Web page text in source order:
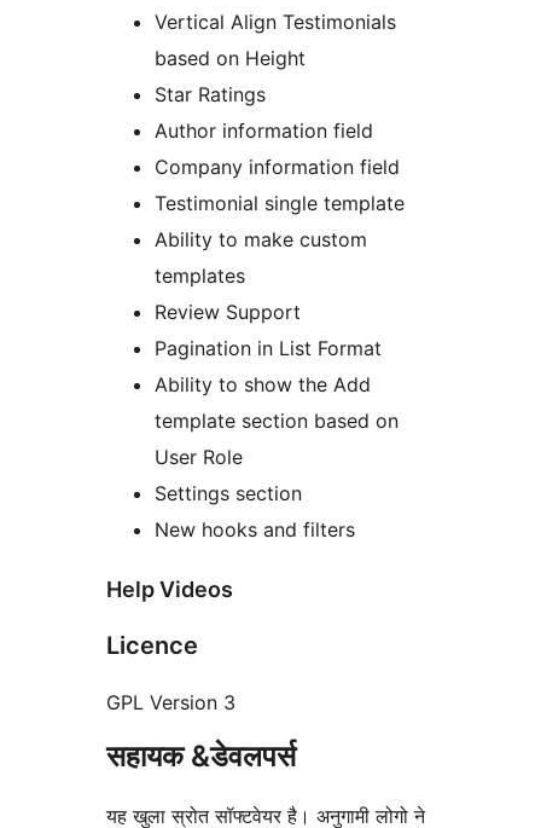
Vertical Align Testimonials
based on Height
Star Ratings
Author information field
Company information field
Testimonial single template
Ability to make custom
templates
Review Support
Pagination in List Format
Ability to show the Add
template section based on
User Role
Settings section
New hooks and filters
Help Videos
Licence
GPL Version 3
सहायक &डेवलपर्स
यह खुला स्रोत सॉफ्टवेयर है। अनुगामी लोगो ने